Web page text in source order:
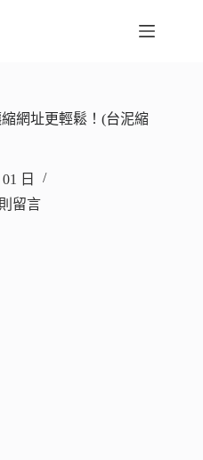
網址更輕鬆！(台泥縮
日
留言